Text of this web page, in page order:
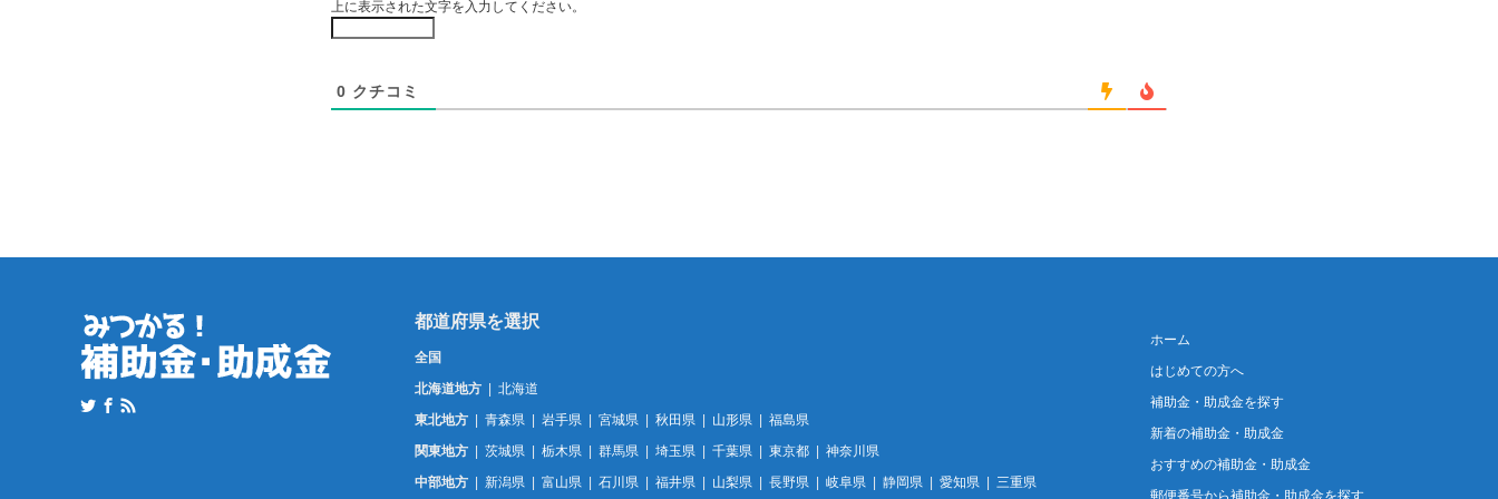
上に表示された文字を入力してください。
0 クチコミ
全国
北海道地方
北海道
東北地方
青森県 岩手県 宮城県 秋田県 山形県
福島県
関東地方
茨城県 栃木県 群馬県 埼玉県 千葉県 東京都
神奈川県
中部地方
新潟県 富山県 石川県 福井県 山梨県 長野県 岐阜県 静岡県 愛知県 三重県
ホーム
はじめての方へ
補助金・助成金を探す
新着の補助金・助成金
おすすめの補助金・助成金
郵便番号から補助金・助成金を探す